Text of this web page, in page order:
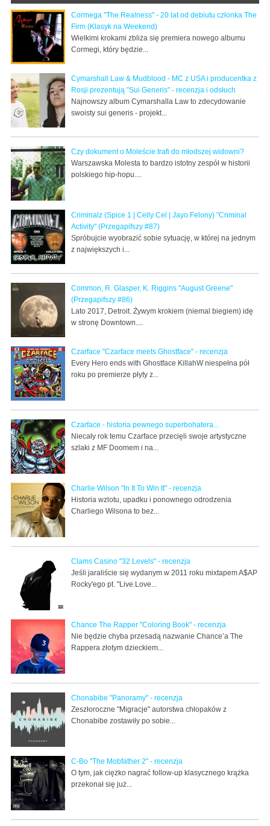
Cormega "The Realness" - 20 lat od debiutu członka The
Firm (Klasyk na Weekend)
Wielkimi krokami zbliża się premiera nowego albumu
Cormegi, który będzie...
Cymarshall Law & Mudblood - MC z USA i producentka z
Rosji prezentują "Sui Generis" - recenzja i odsłuch
Najnowszy album Cymarshalla Law to zdecydowanie
swoisty sui generis - projekt...
Czy dokument o Moleście trafi do młodszej widowni?
Warszawska Molesta to bardzo istotny zespół w historii
polskiego hip-hopu....
Criminalz (Spice 1 | Celly Cel | Jayo Felony) "Criminal
Activity" (Przegapifszy #87)
Spróbujcie wyobrazić sobie sytuację, w której na jednym
z największych i...
Common, R. Glasper, K. Riggins "August Greene"
(Przegapifszy #86)
Lato 2017, Detroit. Żywym krokiem (niemal biegiem) idę
w stronę Downtown....
Czarface "Czarface meets Ghostface" - recenzja
Every Hero ends with Ghostface KillahW niespełna pół
roku po premierze płyty z...
Czarface - historia pewnego superbohatera...
Niecały rok temu Czarface przecięli swoje artystyczne
szlaki z MF Doomem i na...
Charlie Wilson "In It To Win It" - recenzja
Historia wzlotu, upadku i ponownego odrodzenia
Charliego Wilsona to bez...
Clams Casino "32 Levels" - recenzja
Jeśli jaraliście się wydanym w 2011 roku mixtapem A$AP
Rocky'ego pt. "Live.Love...
Chance The Rapper "Coloring Book" - recenzja
Nie będzie chyba przesadą nazwanie Chance’a The
Rappera złotym dzieckiem...
Chonabibe "Panoramy" - recenzja
Zeszłoroczne "Migracje" autorstwa chłopaków z
Chonabibe zostawiły po sobie...
C-Bo "The Mobfather 2" - recenzja
O tym, jak ciężko nagrać follow-up klasycznego krążka
przekonał się już...